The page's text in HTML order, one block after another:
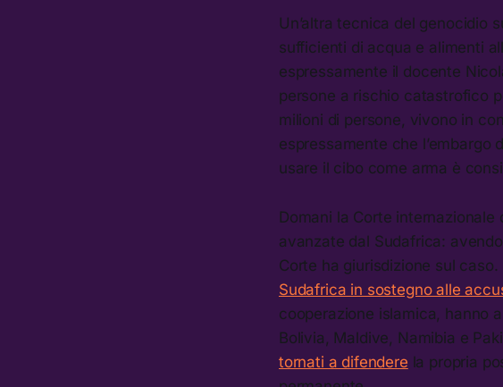
Un’altra tecnica del genocidio
sufficienti di acqua e alimenti
espressamente il docente
persone a rischio catastrofico
milioni di persone, vivono in
espressamente che l’embargo
usare il cibo come arma è
Domani la Corte
avanzate dal Sudafrica:
Corte ha giurisdizione sul
Sudafrica in sostegno alle
cooperazione islamica, hanno
Bolivia, Maldive, Namibia e
tornati a difendere la propria